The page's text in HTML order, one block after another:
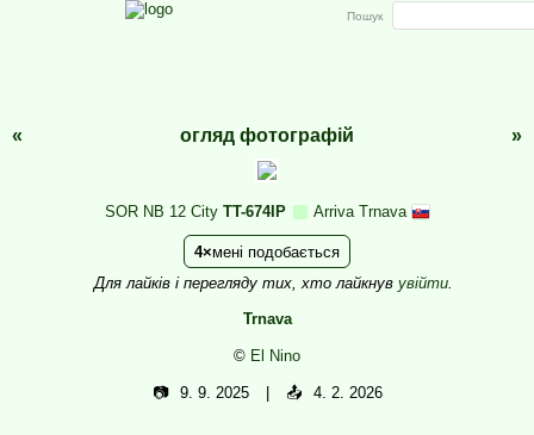
« огляд фотографій »
SOR NB 12 City TT-674IP Arriva Trnava
4 мені подобається
Для лайків і перегляду тих, хто лайкнув увійти.
Trnava
© El Nino
📷 9. 9. 2025 📤 4. 2. 2026
Пошук